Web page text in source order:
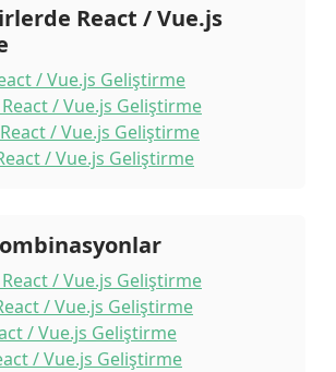
React / Vue.js
/ Vue.js Geliştirme
/ Vue.js Geliştirme
/ Vue.js Geliştirme
/ Vue.js Geliştirme
/ Vue.js Geliştirme
/ Vue.js Geliştirme
/ Vue.js Geliştirme
/ Vue.js Geliştirme